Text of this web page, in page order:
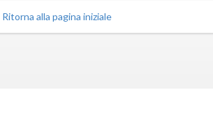
Ritorna alla pagina iniziale